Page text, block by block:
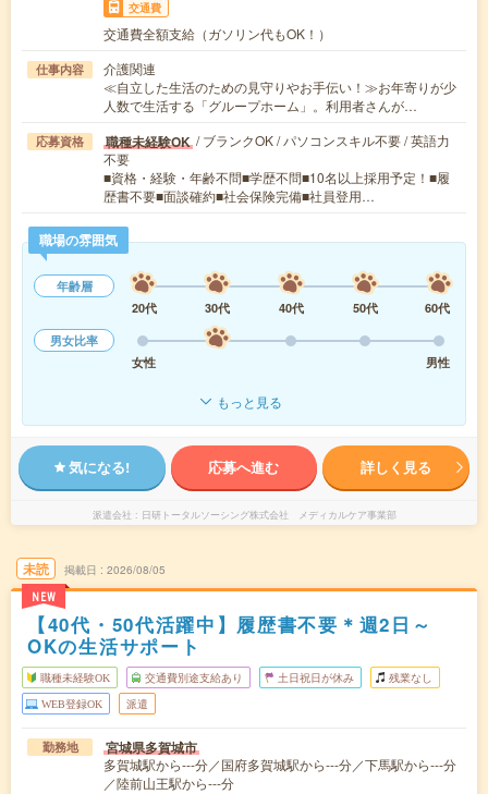
交通費
交通費全額支給（ガソリン代もOK！）
仕事内容
介護関連
≪自立した生活のための見守りやお手伝い！≫お年寄りが少
人数で生活する「グループホーム」。利用者さんが…
応募資格 職種未経験OK / ブランクOK / パソコンスキル不要 / 英語力
不要
■資格・経験・年齢不問■学歴不問■10名以上採用予定！■履
歴書不要■面談確約■社会保険完備■社員登用…
職場の雰囲気
年齢層
20代
30代 40代 50代
60代
男女比率
女性
男性
もっと見る
気になる! 応募へ進む 詳しく見る
派遣会社 日研トータルソーシング株式会社 メディカルケア事業部
未読
NEW
掲載日 2026/08/05
【40代・50代活躍中】履歴書不要＊週2日～
OKの生活サポート
職種未経験OK 交通費別途支給あり 土日祝日が休み 残業なし
WEB登録OK 派遣
勤務地 宮城県多賀城市
多賀城駅から---分／国府多賀城駅から---分／下馬駅から---分
／陸前山王駅から---分